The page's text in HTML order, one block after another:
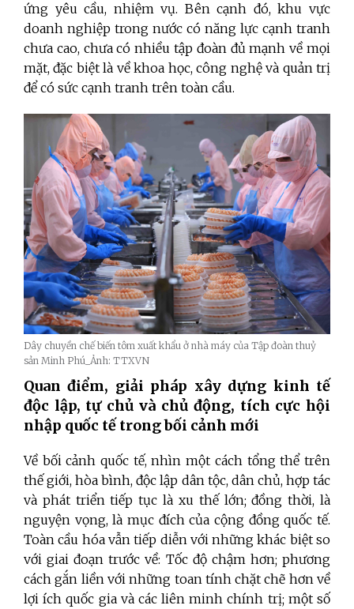
ứng yêu cầu, nhiệm vụ. Bên cạnh đó, khu vực
doanh nghiệp trong nước có năng lực cạnh tranh
chưa cao, chưa có nhiều tập đoàn đủ mạnh về mọi
mặt, đặc biệt là về khoa học, công nghệ và quản trị
để có sức cạnh tranh trên toàn cầu.
Dây chuyền chế biến tôm xuất khẩu ở nhà máy của Tập đoàn thuỷ
sản Minh Phú_Ảnh: TTXVN
Quan điểm, giải pháp xây dựng kinh tế
độc lập, tự chủ và chủ động, tích cực hội
nhập quốc tế trong bối cảnh mới
Về bối cảnh quốc tế, nhìn một cách tổng thể trên
thế giới, hòa bình, độc lập dân tộc, dân chủ, hợp tác
và phát triển tiếp tục là xu thế lớn; đồng thời, là
nguyện vọng, là mục đích của cộng đồng quốc tế.
Toàn cầu hóa vẫn tiếp diễn với những khác biệt so
với giai đoạn trước về: Tốc độ chậm hơn; phương
cách gắn liền với những toan tính chặt chẽ hơn về
lợi ích quốc gia và các liên minh chính trị; một số